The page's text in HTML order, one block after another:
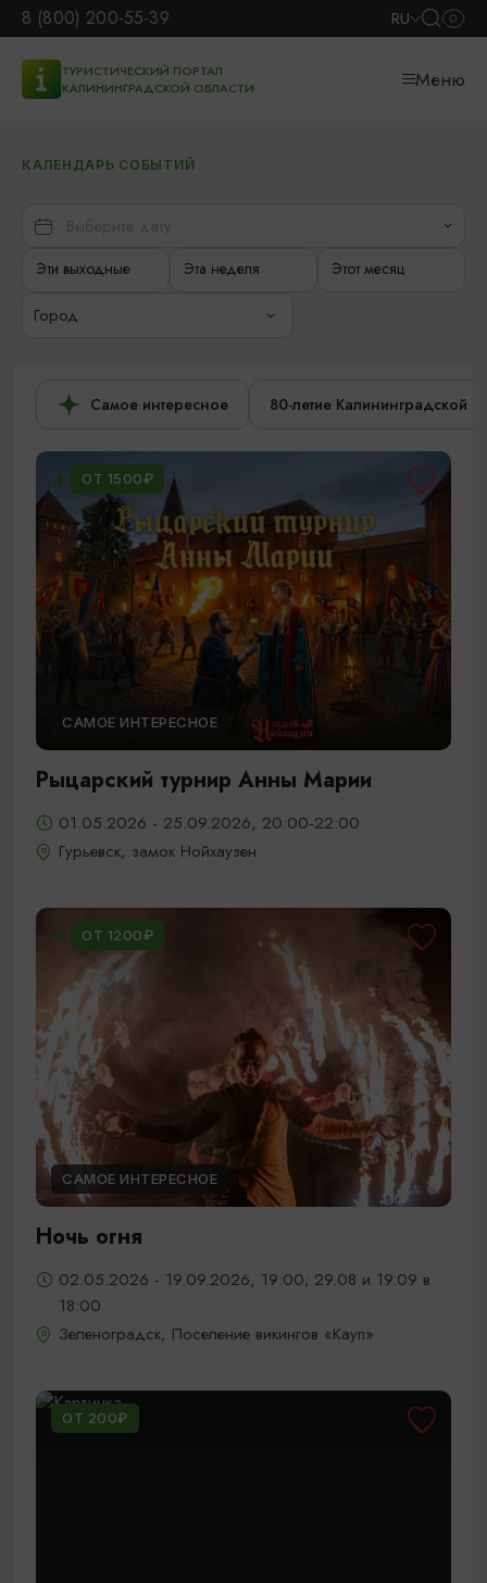
8 (800) 200-55-39 RU
ТУРИСТИЧЕСКИЙ ПОРТАЛ
КАЛИНИНГРАДСКОЙ ОБЛАСТИ
Меню
КАЛЕНДАРЬ СОБЫТИЙ
Эти выходные Эта неделя Этот месяц
Город
Самое интересное 80-летие Калининградской
ОТ 1500₽
САМОЕ ИНТЕРЕСНОЕ
Рыцарский турнир Анны Марии
01.05.2026 - 25.09.2026, 20:00-22:00
Гурьевск, замок Нойхаузен
ОТ 1200₽
САМОЕ ИНТЕРЕСНОЕ
Ночь огня
02.05.2026 - 19.09.2026, 19:00; 29.08 и 19.09 в
18:00
Зеленоградск, Поселение викингов «Кауп»
ОТ 200₽